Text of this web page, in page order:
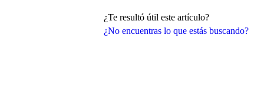
¿No encuentras lo que estás buscando?
¿Te resultó útil este artículo?